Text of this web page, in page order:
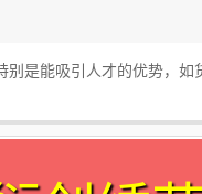
是能吸引人才的优势，如